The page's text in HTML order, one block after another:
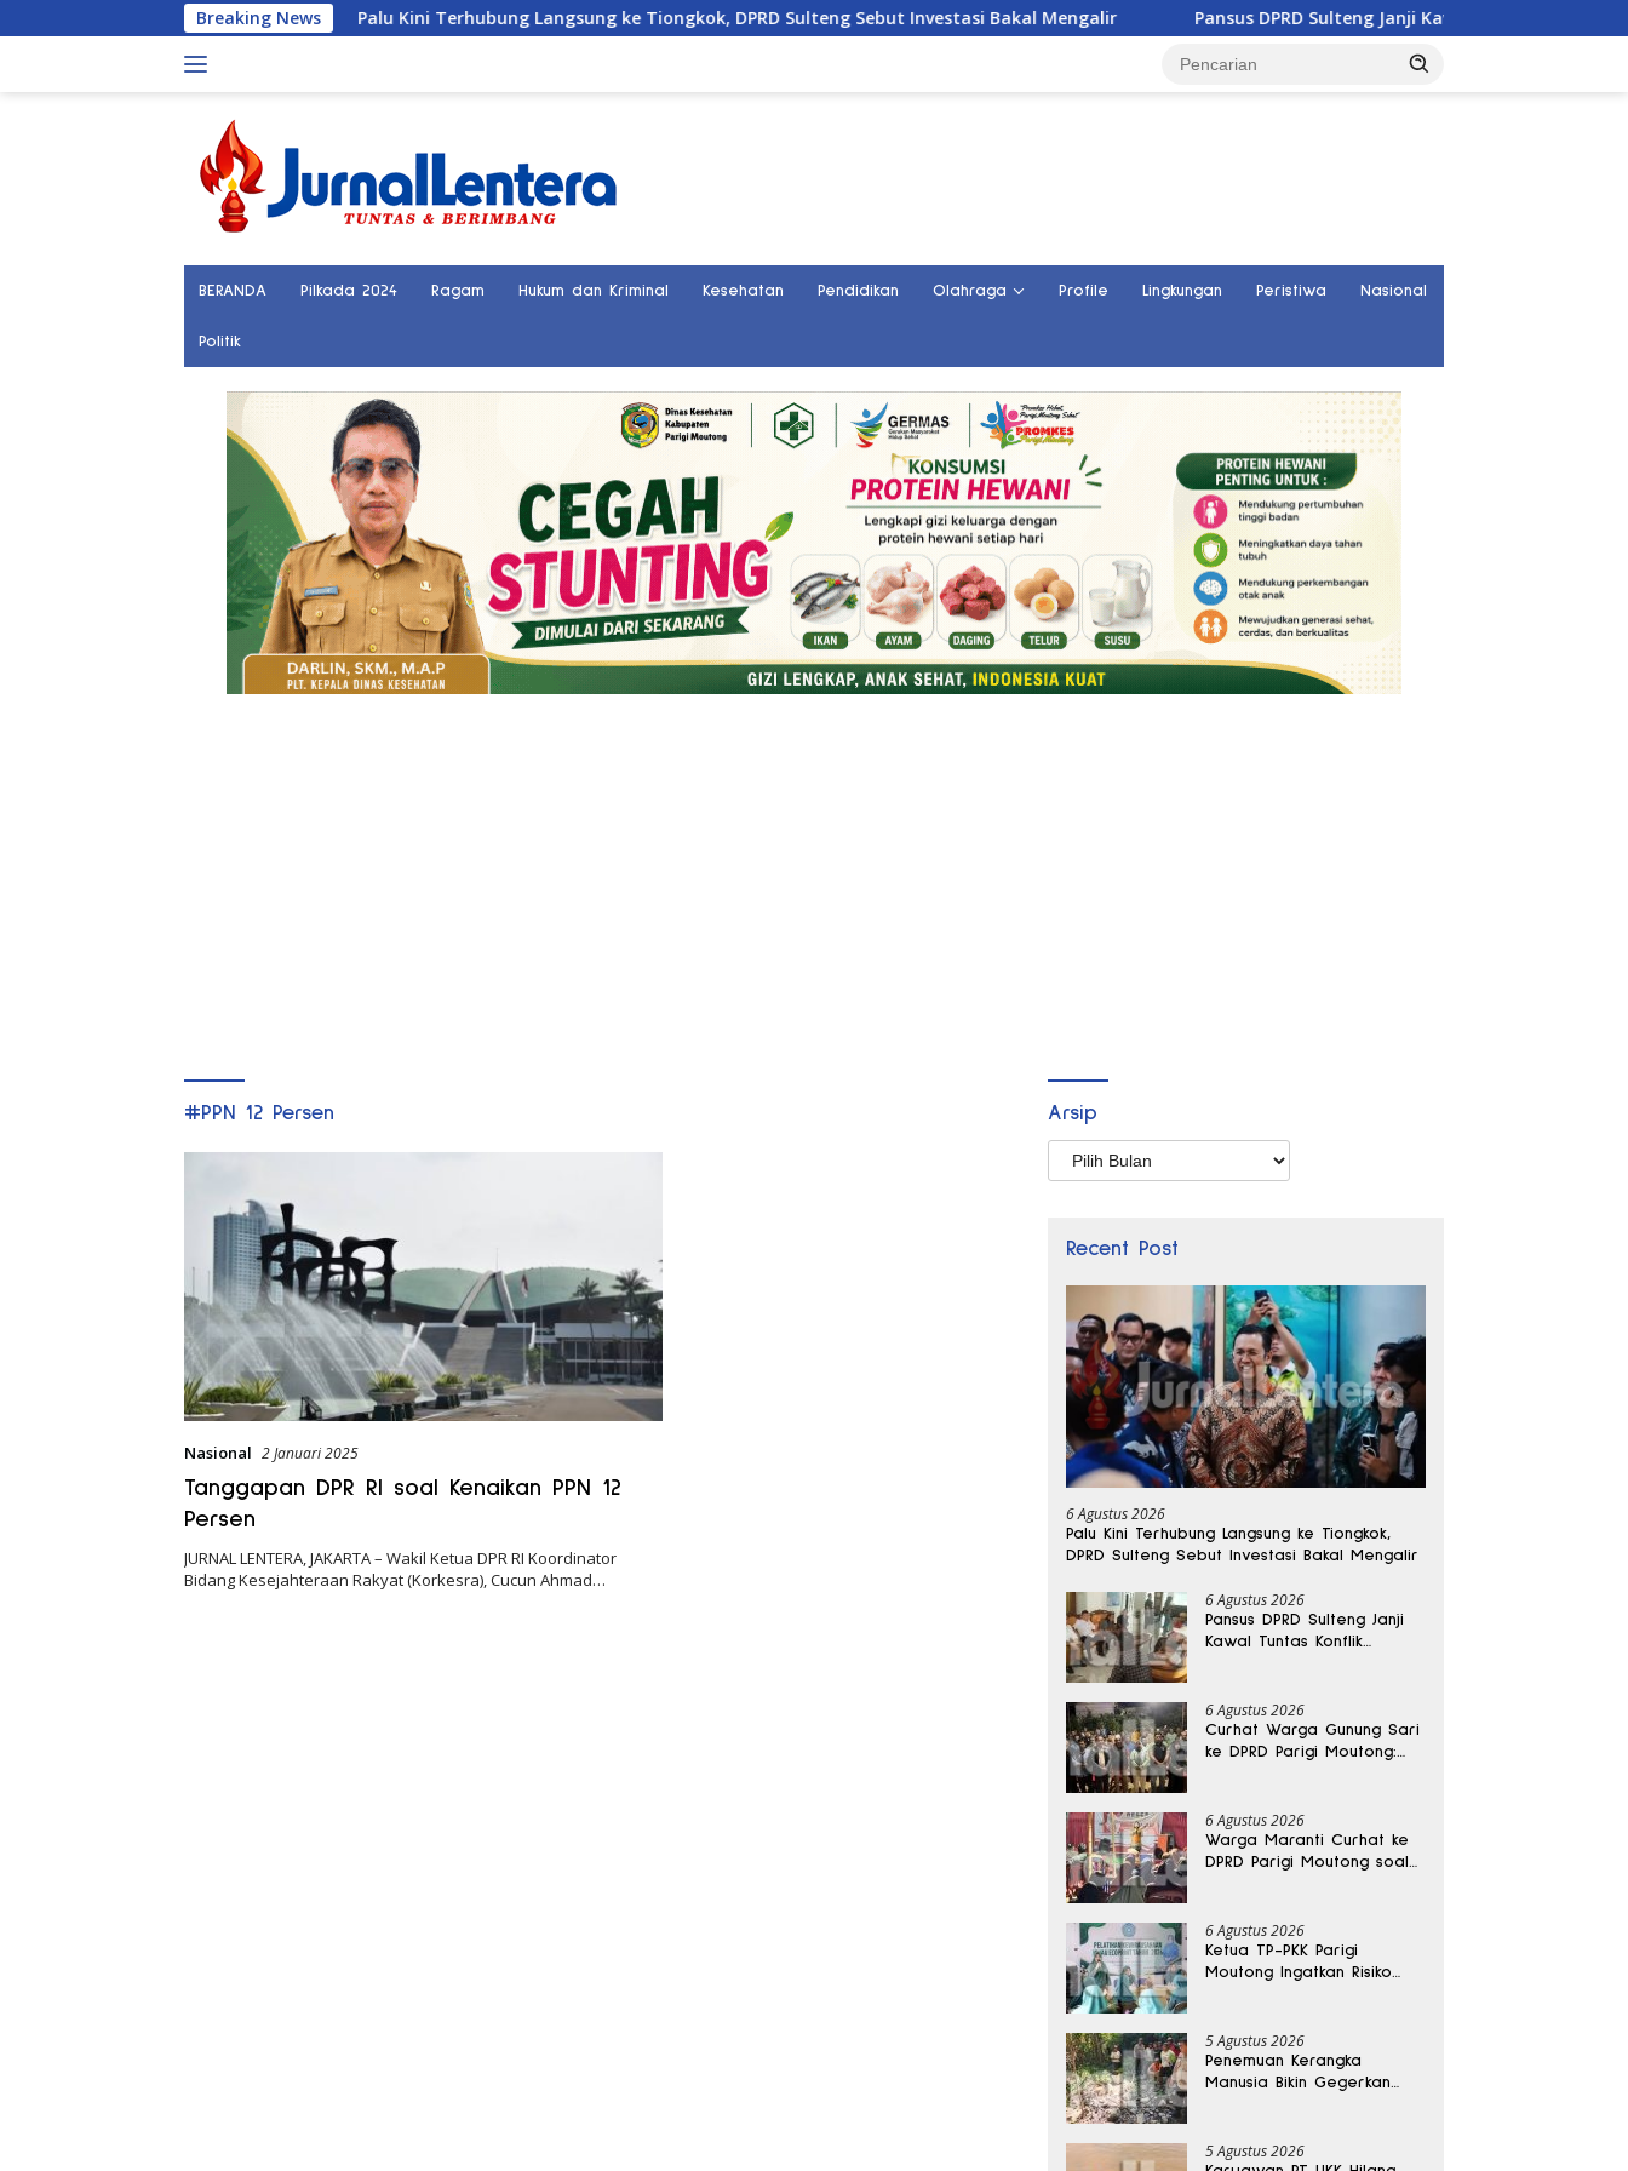
ke
Breaking News
Palu Kini Terhubung Langsung ke Tiongkok, DPRD Sulteng Sebut Investasi Bakal Mengalir Pansus DPRD Sulteng Janji Kawal Tuntas Konflik Agraria di
BERANDA Pilkada 2024 Ragam Hukum dan Kriminal Kesehatan Pendidikan Olahraga Profile Lingkungan Peristiwa Nasional
Politik
#PPN 12 Persen
Nasional 2 Januari 2025
Tanggapan DPR RI soal Kenaikan PPN 12
Persen
JURNAL LENTERA, JAKARTA – Wakil Ketua DPR RI Koordinator
Bidang Kesejahteraan Rakyat (Korkesra), Cucun Ahmad…
Arsip
Arsip
Recent Post
6 Agustus 2026
Palu Kini Terhubung Langsung ke Tiongkok,
DPRD Sulteng Sebut Investasi Bakal Mengalir
6 Agustus 2026
Pansus DPRD Sulteng Janji
Kawal Tuntas Konflik
6 Agustus 2026
Curhat Warga Gunung Sari
ke DPRD Parigi Moutong:
6 Agustus 2026
Warga Maranti Curhat ke
DPRD Parigi Moutong soal
Bersalin
6 Agustus 2026
Ketua TP-PKK Parigi
Moutong Ingatkan Risiko
5 Agustus 2026
Penemuan Kerangka
Manusia Bikin Gegerkan
5 Agustus 2026